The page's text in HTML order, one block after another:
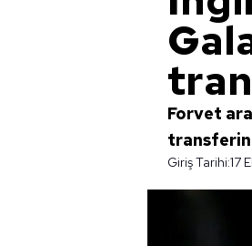
Forvet
Giriş Tarihi:17